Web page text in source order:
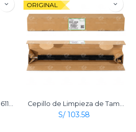
ORIGINAL
S/ 103.58